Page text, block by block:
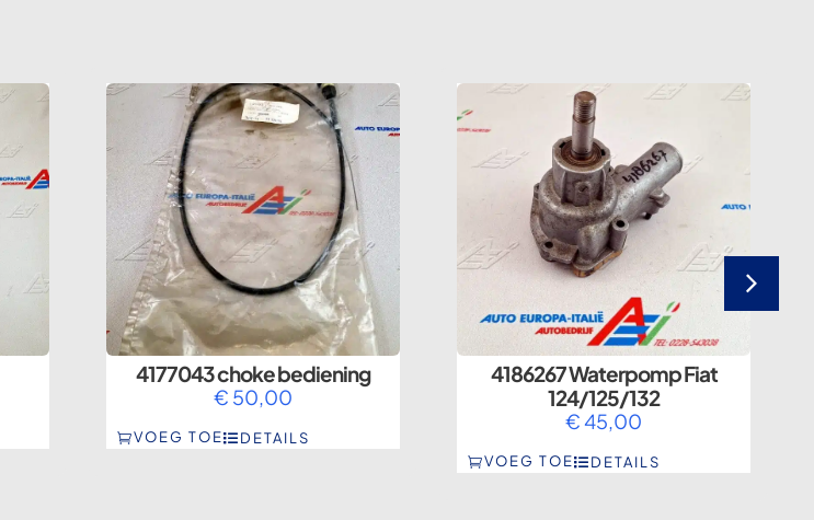
4177043 choke bediening
€ 50,00
VOEG TOE DETAILS
4186267 Waterpomp Fiat
124/125/132
€45,00
VOEG TOE DETAILS